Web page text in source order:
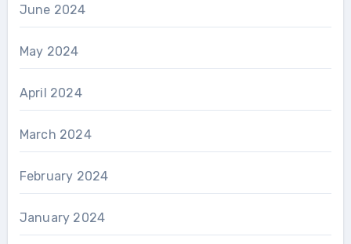
June 2024
May 2024
April 2024
March 2024
February 2024
January 2024